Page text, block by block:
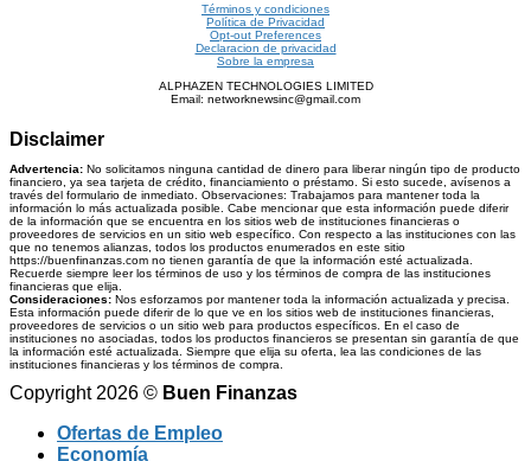
Términos y condiciones
Política de Privacidad
Opt-out Preferences
Declaracion de privacidad
Sobre la empresa
ALPHAZEN TECHNOLOGIES LIMITED
Email: networknewsinc@gmail.com
Disclaimer
Advertencia: No solicitamos ninguna cantidad de dinero para liberar ningún tipo de producto
financiero, ya sea tarjeta de crédito, financiamiento o préstamo. Si esto sucede, avísenos a
través del formulario de inmediato. Observaciones: Trabajamos para mantener toda la
información lo más actualizada posible. Cabe mencionar que esta información puede diferir
de la información que se encuentra en los sitios web de instituciones financieras o
proveedores de servicios en un sitio web específico. Con respecto a las instituciones con las
que no tenemos alianzas, todos los productos enumerados en este sitio
https://buenfinanzas.com no tienen garantía de que la información esté actualizada.
Recuerde siempre leer los términos de uso y los términos de compra de las instituciones
financieras que elija.
Consideraciones: Nos esforzamos por mantener toda la información actualizada y precisa.
Esta información puede diferir de lo que ve en los sitios web de instituciones financieras,
proveedores de servicios o un sitio web para productos específicos. En el caso de
instituciones no asociadas, todos los productos financieros se presentan sin garantía de que
la información esté actualizada. Siempre que elija su oferta, lea las condiciones de las
instituciones financieras y los términos de compra.
Copyright 2026 © Buen Finanzas
Ofertas de Empleo
Economía